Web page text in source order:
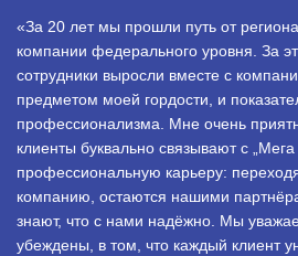
«За 20 лет мы прошли путь от
компании федерального уровня. За
сотрудники выросли вместе с
предметом моей гордости, и
профессионализма. Мне очень
клиенты буквально связывают с
профессиональную карьеру:
компанию, остаются нашими
знают, что с нами надёжно. Мы
убеждены, в том, что каждый клиент